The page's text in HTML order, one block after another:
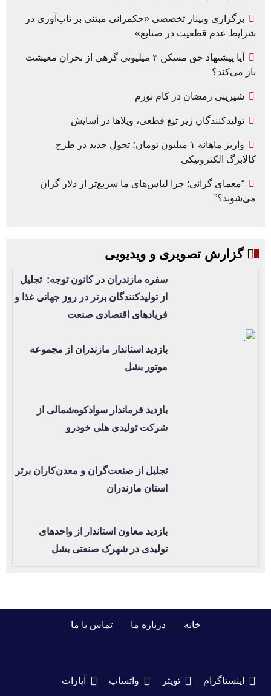
برگزاری وبینار تخصصی «حکمرانی مبتنی بر تاب‌آوری در
شرایط عدم قطعیت در صنایع»
آیا پیشنهاد حق مسکن ۳ میلیونی گرهی از بحران معیشت
باز می‌کند؟
شیرینی رمضان در کام تورم
تولیدکنندگان زیر تیغ قطعی، ویلاها در آسایش
واریز ماهانه ۱ میلیون تومان؛ تحول جدید در طرح
کالابرگ الکترونیکی
“معمای گرانی: چرا لباس‌های ما سریع‌تر از دلار گران
می‌شوند؟”
گزارش تصویری و ویدیویی
سفره مازندران در کانون توجه: تجلیل
از تولیدکنندگان برتر در روز جهانی غذا و
فریادهای اقتصادی صنعت
بازدید استاندار مازندران از مجموعه
موتور بشل
بازدید فرماندار سوادکوه‌شمالی از
شرکت تولیدی هلی خودرو
تجلیل از صنعت‌گران و معدن‌کاران برتر
استان مازندران
بازدید معاون استاندار از واحدهای
تولیدی در شهرک صنعتی بشل
خانه درباره ما تماس با ما
اینستاگرام تویتر واتساپ آپارات